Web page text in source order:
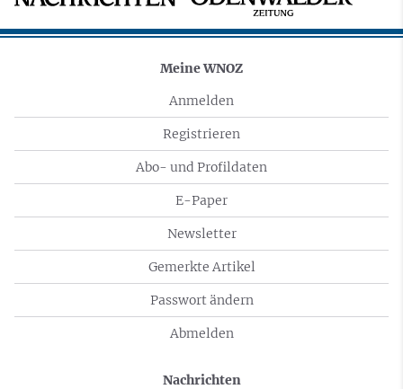
Meine WNOZ
Anmelden
Registrieren
Abo- und Profildaten
E-Paper
Newsletter
Gemerkte Artikel
Passwort ändern
Abmelden
Nachrichten